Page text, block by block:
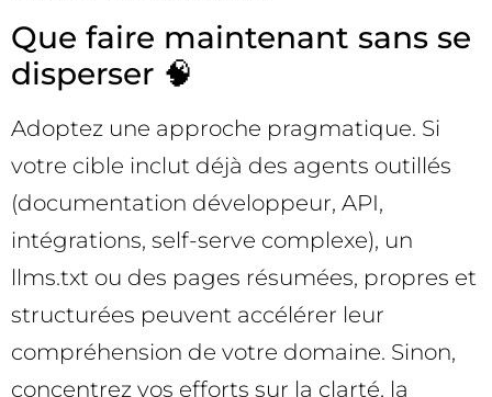
Que faire maintenant sans se
disperser 🧠
Adoptez une approche pragmatique. Si
votre cible inclut déjà des agents outillés
(documentation développeur, API,
intégrations, self-serve complexe), un
llms.txt ou des pages résumées, propres et
structurées peuvent accélérer leur
compréhension de votre domaine. Sinon,
concentrez vos efforts sur la clarté, la